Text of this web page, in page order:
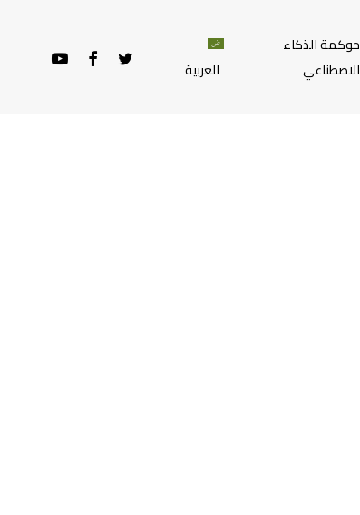
حوكمة الذكاء
الاصطناعي
العربية
TWITTER
FACEBOOK
YOUTUBE